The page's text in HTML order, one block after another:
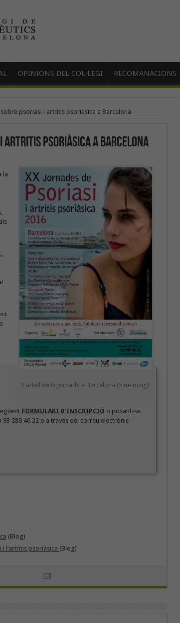
OPINIONS DEL COL·LEGI RECOMANACIONS
psoriasi i artritis psoriàsica a Barcelona
artritis psoriàsica a Barcelona
Cartell de la jornada a Barcelona (5 de maig)
la
FORMULARI D’INSCRIPCIÓ o posant-se
280 46 22 o a través del correu electrònic
(Blog)
l’artritis psoriàsica (Blog)